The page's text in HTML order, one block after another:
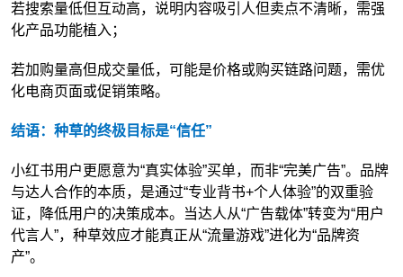
若搜索量低但互动高，说明内容吸引人但卖点不清晰，需强
化产品功能植入；
若加购量高但成交量低，可能是价格或购买链路问题，需优
化电商页面或促销策略。
结语：种草的终极目标是“信任”
小红书用户更愿意为“真实体验”买单，而非“完美广告”。品牌
与达人合作的本质，是通过“专业背书+个人体验”的双重验
证，降低用户的决策成本。当达人从“广告载体”转变为“用户
代言人”，种草效应才能真正从“流量游戏”进化为“品牌资
产”。